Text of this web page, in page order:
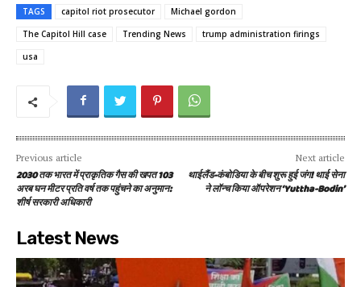
TAGS capitol riot prosecutor
Michael gordon
The Capitol Hill case
Trending News
trump administration firings
usa
Previous article
2030 तक भारत में प्राकृतिक गैस की खपत 103
अरब घन मीटर प्रति वर्ष तक पहुंचने का अनुमान:
शीर्ष सरकारी अधिकारी
Next article
थाईलैंड-कंबोडिया के बीच शुरू हुई जंग! थाई सेना
ने लॉन्‍च किया ऑपरेशन ‘Yuttha-Bodin’
Latest News